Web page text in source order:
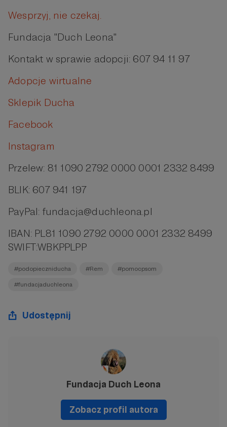
Wesprzyj, nie czekaj.
Fundacja "Duch Leona"
Kontakt w sprawie adopcji: 607 94 11 97
Adopcje wirtualne
Sklepik Ducha
Facebook
Instagram
Przelew: 81 1090 2792 0000 0001 2332 8499
BLIK: 607 941 197
PayPal: fundacja@duchleona.pl
IBAN: PL81 1090 2792 0000 0001 2332 8499
SWIFT:WBKPPLPP
#podopieczniducha #Rem #pomocpsom
#fundacjaduchleona
Udostępnij
Fundacja Duch Leona
Zobacz profil autora